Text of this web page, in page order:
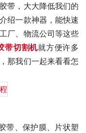
带，大大降低我们的
绍一款神器，能快速
厂、物流公司等这些
带切割机就方便许多
那我们一起来看看怎
、保护膜、片状塑